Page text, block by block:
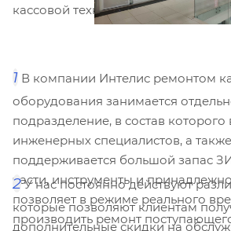
кассовой техники.
1 В компании Интелис ремонтом
оборудования занимается
подразделение, в состав которого
инженерных специалистов, а
поддерживается большой запас
части, инструменты и
позволяет в режиме реального
производить ремонт
2У нас постоянно действуют
которые позволяют клиентам
дополнительные скидки на